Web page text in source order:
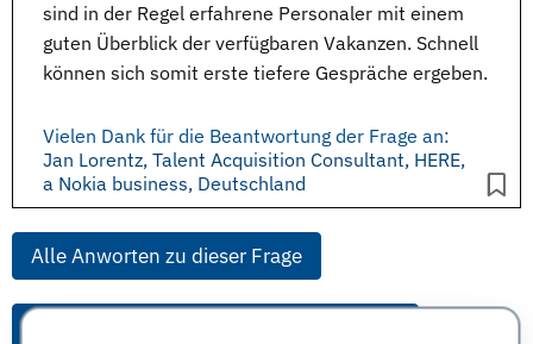
sind in der Regel erfahrene Personaler mit einem
guten Überblick der verfügbaren Vakanzen. Schnell
können sich somit erste tiefere Gespräche ergeben.
Vielen Dank für die Beantwortung der Frage an:
Jan Lorentz, Talent Acquisition Consultant, HERE,
a Nokia business, Deutschland
Alle Anworten zu dieser Frage